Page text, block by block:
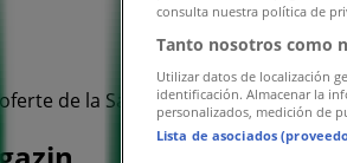
de la Salamander
consulta nuestra política de
Tanto nosotros como
Utilizar datos de localización
identificación. Almacenar la
personalizados, medición de
Lista de asociados